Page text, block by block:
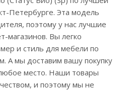
Петербурге. Эта модель
поэтому у нас лучшие
магазинов. Вы легко
и стиль для мебели по
А мы доставим вашу покупку
место. Наши товары
и поэтому мы не